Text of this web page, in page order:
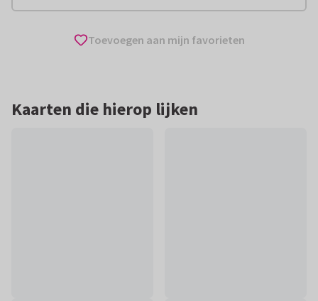
Toevoegen aan mijn favorieten
Kaarten die hierop lijken